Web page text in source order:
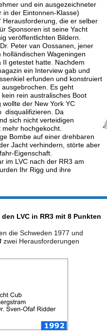
und ein ausgezeichneter
in der Eintonnen-Klasse)
Herausforderung, die er selber
Sponsoren ist seine Yacht
veröffentlichten Bildern.
Peter van Oossanen, jener
holländischen Wageningen
getestet hatte. Nachdem
ein Interview gab und
erfunden und konstruiert
Es geht
rein australisches Boot
der New York YC
disqualifizieren. Da
sich nicht verteidigen
hochgekocht.
Bombe auf einer drehbaren
Jacht verhindern, störte aber
Eigenschaft.
im LVC nach der RR3 am
Ihr Rigg und ihre
LVC in RR3 mit 8 Punkten
die Schweden 1977 und
zwei Herausforderungen